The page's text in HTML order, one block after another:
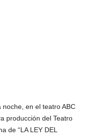
en el teatro ABC
producción del Teatro
de “LA LEY DEL